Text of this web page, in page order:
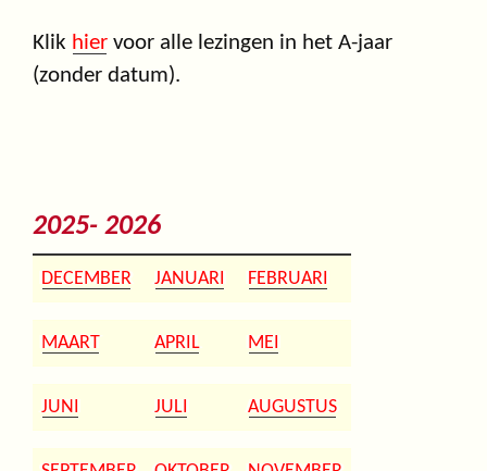
Klik hier voor alle lezingen in het A-jaar
(zonder datum).
2025- 2026
DECEMBER JANUARI FEBRUARI
MAART APRIL MEI
JUNI JULI AUGUSTUS